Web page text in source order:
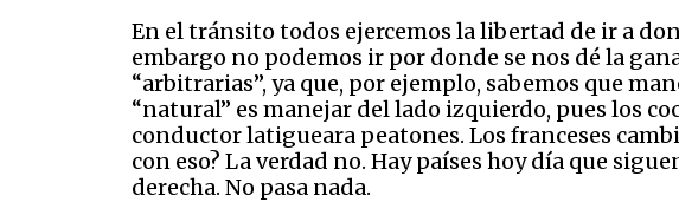
En el tránsito todos ejercemos la libertad de ir a
embargo no podemos ir por donde se nos dé la
“arbitrarias”, ya que, por ejemplo, sabemos que
“natural” es manejar del lado izquierdo, pues los
conductor latigueara peatones. Los franceses
con eso? La verdad no. Hay países hoy día que
derecha. No pasa nada.